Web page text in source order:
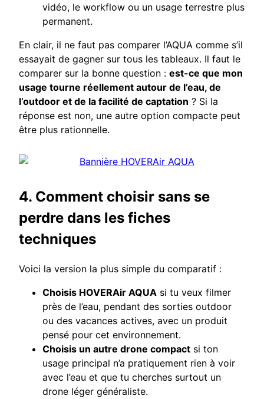
vidéo, le workflow ou un usage terrestre plus
permanent.
En clair, il ne faut pas comparer l’AQUA comme s’il
essayait de gagner sur tous les tableaux. Il faut le
comparer sur la bonne question : est-ce que mon
usage tourne réellement autour de l’eau, de
l’outdoor et de la facilité de captation ? Si la
réponse est non, une autre option compacte peut
être plus rationnelle.
4. Comment choisir sans se
perdre dans les fiches
techniques
Voici la version la plus simple du comparatif :
Choisis HOVERAir AQUA si tu veux filmer
près de l’eau, pendant des sorties outdoor
ou des vacances actives, avec un produit
pensé pour cet environnement.
Choisis un autre drone compact si ton
usage principal n’a pratiquement rien à voir
avec l’eau et que tu cherches surtout un
drone léger généraliste.